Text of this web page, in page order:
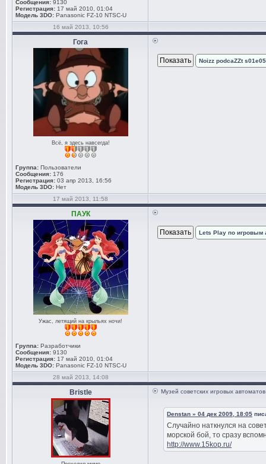
Сообщения: 9130
Регистрация: 17 май 2010, 01:04
Модель 3DO: Panasonic FZ-10 NTSC-U
16 май 2013, 10:56
Гога
Всё, я здесь навсегда!
Группа: Пользователи
Сообщения: 176
Регистрация: 03 апр 2013, 16:56
Модель 3DO: Нет
Noizz podcaZZt
17 май 2013, 11:58
ПАУК
Ужас, летящий на крыльях ночи!
Группа: Разработчики
Сообщения: 9130
Регистрация: 17 май 2010, 01:04
Модель 3DO: Panasonic FZ-10 NTSC-U
Lets Play по игровым
28 май 2013, 14:08
Bristle Музей советских игровых автоматов
Denstan » 04 дек 2009, 18:05
Случайно наткнулся на
морской бой, то сразу
http://www.15kop.ru/